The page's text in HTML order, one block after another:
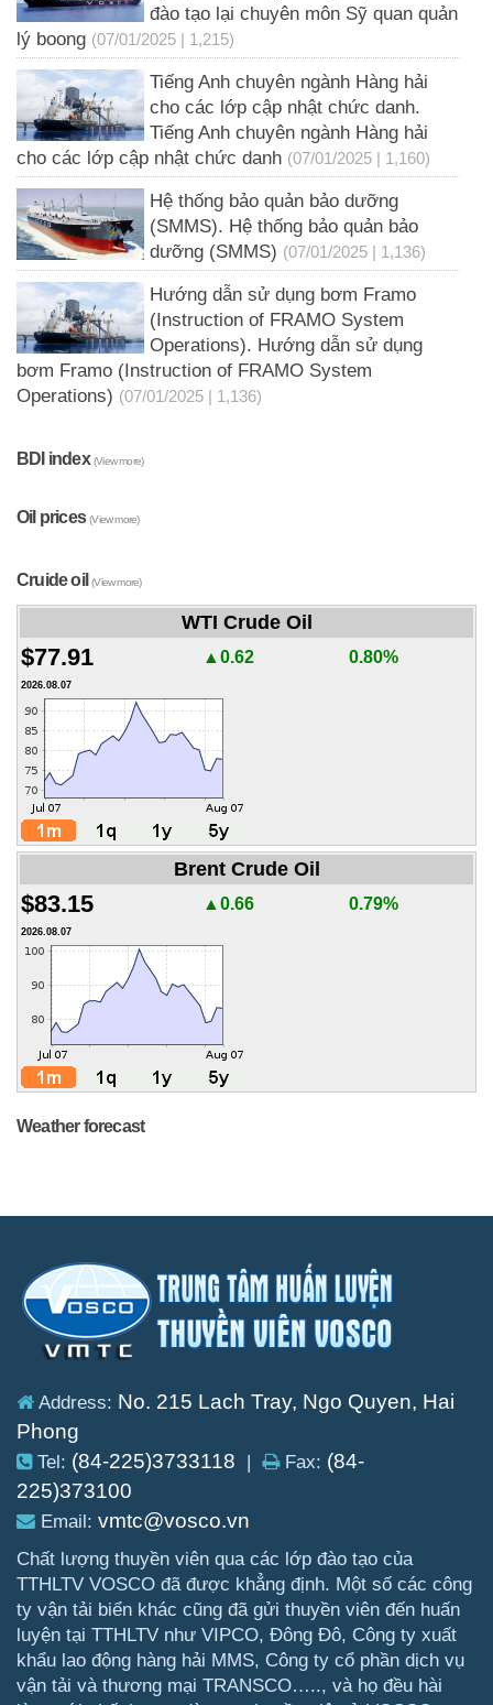
đào tạo lại chuyên môn Sỹ quan quản
lý boong (07/01/2025 | 1,215)
Tiếng Anh chuyên ngành Hàng hải
cho các lớp cập nhật chức danh.
Tiếng Anh chuyên ngành Hàng hải
cho các lớp cập nhật chức danh (07/01/2025 | 1,160)
Hệ thống bảo quản bảo dưỡng
(SMMS). Hệ thống bảo quản bảo
dưỡng (SMMS) (07/01/2025 | 1,136)
Hướng dẫn sử dụng bơm Framo
(Instruction of FRAMO System
Operations). Hướng dẫn sử dụng
bơm Framo (Instruction of FRAMO System
Operations) (07/01/2025 | 1,136)
BDI index(View more)
Oil prices(View more)
Cruide oil(View more)
WTI Crude Oil
$77.91 ▲0.62 0.80%
2026.08.07
Brent Crude Oil
$83.15 ▲0.66 0.79%
2026.08.07
Weather forecast
Address: No. 215 Lach Tray, Ngo Quyen, Hai
Phong
Tel: (84-225)3733118 | Fax: (84-
225)373100
Email: vmtc@vosco.vn
Chất lượng thuyền viên qua các lớp đào tạo của
TTHLTV VOSCO đã được khẳng định. Một số các công
ty vận tải biển khác cũng đã gửi thuyền viên đến huấn
luyện tại TTHLTV như VIPCO, Đông Đô, Công ty xuất
khẩu lao động hàng hải MMS, Công ty cổ phần dịch vụ
vận tải và thương mại TRANSCO….., và họ đều hài